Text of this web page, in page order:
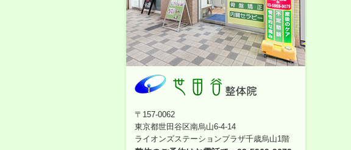
〒157-0062
東京都世田谷区南烏山6-4-14
ライオンズステーションプラザ千歳烏山1階